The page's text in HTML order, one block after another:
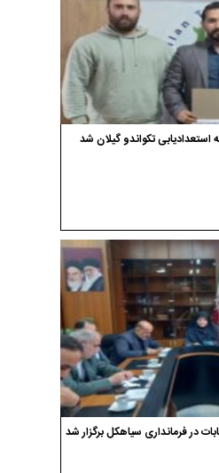
استعدادیابی تکواندو گیلان شد
در فرمانداری سیاهکل برگزار شد